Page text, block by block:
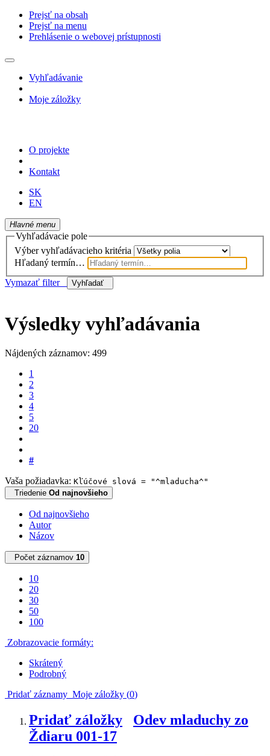
Prejsť na obsah
Prejsť na menu
Prehlásenie o webovej prístupnosti
Vyhľadávanie
Moje záložky
O projekte
Kontakt
SK
EN
Hlavné menu
Vyhľadávacie pole
Výber vyhľadávacieho kritéria
Hľadaný termín…
Vymazať filter
Vyhľadať
Výsledky vyhľadávania
Nájdených záznamov: 499
1
2
3
4
5
20
#
Vaša požiadavka: Kľúčové slová = "^mladucha^"
Triedenie Od najnovšieho
Od najnovšieho
Autor
Názov
Počet záznamov 10
10
20
30
50
100
Zobrazovacie formáty:
Skrátený
Podrobný
Pridať záznamy Moje záložky (0)
Pridať záložky
Odev mladuchy zo
Ždiaru 001-17